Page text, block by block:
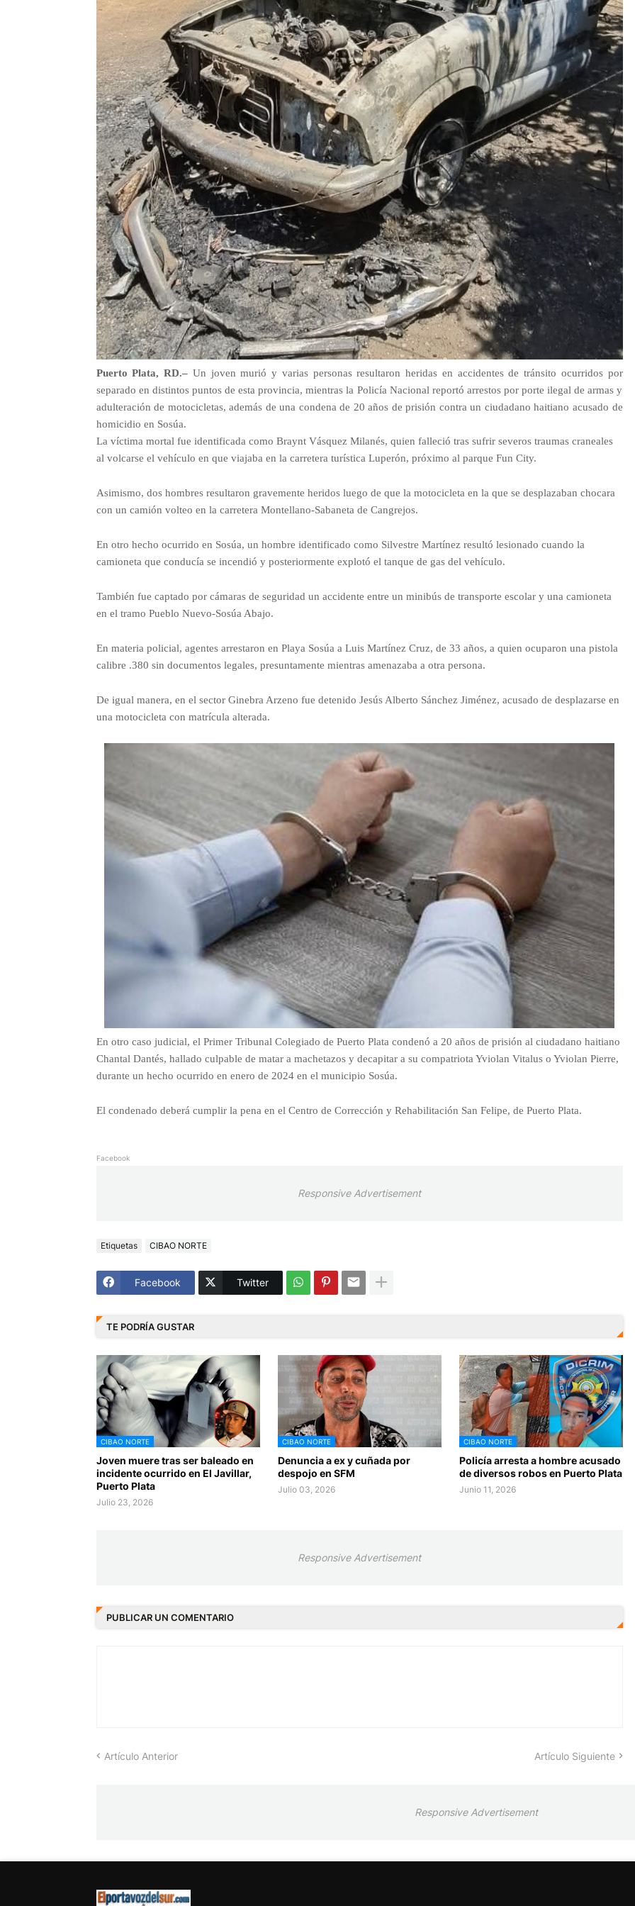
Puerto Plata, RD.– Un joven murió y varias personas resultaron heridas en accidentes de tránsito ocurridos por
separado en distintos puntos de esta provincia, mientras la Policía Nacional reportó arrestos por porte ilegal de armas y
adulteración de motocicletas, además de una condena de 20 años de prisión contra un ciudadano haitiano acusado de
homicidio en Sosúa.
La víctima mortal fue identificada como Braynt Vásquez Milanés, quien falleció tras sufrir severos traumas craneales
al volcarse el vehículo en que viajaba en la carretera turística Luperón, próximo al parque Fun City.
Asimismo, dos hombres resultaron gravemente heridos luego de que la motocicleta en la que se desplazaban chocara
con un camión volteo en la carretera Montellano-Sabaneta de Cangrejos.
En otro hecho ocurrido en Sosúa, un hombre identificado como Silvestre Martínez resultó lesionado cuando la
camioneta que conducía se incendió y posteriormente explotó el tanque de gas del vehículo.
También fue captado por cámaras de seguridad un accidente entre un minibús de transporte escolar y una camioneta
en el tramo Pueblo Nuevo-Sosúa Abajo.
En materia policial, agentes arrestaron en Playa Sosúa a Luis Martínez Cruz, de 33 años, a quien ocuparon una pistola
calibre .380 sin documentos legales, presuntamente mientras amenazaba a otra persona.
De igual manera, en el sector Ginebra Arzeno fue detenido Jesús Alberto Sánchez Jiménez, acusado de desplazarse en
una motocicleta con matrícula alterada.
En otro caso judicial, el Primer Tribunal Colegiado de Puerto Plata condenó a 20 años de prisión al ciudadano haitiano
Chantal Dantés, hallado culpable de matar a machetazos y decapitar a su compatriota Yviolan Vitalus o Yviolan Pierre,
durante un hecho ocurrido en enero de 2024 en el municipio Sosúa.
El condenado deberá cumplir la pena en el Centro de Corrección y Rehabilitación San Felipe, de Puerto Plata.
Facebook
Responsive Advertisement
Etiquetas CIBAO NORTE
Facebook Twitter
TE PODRÍA GUSTAR
CIBAO NORTE
Joven muere tras ser baleado en
incidente ocurrido en El Javillar,
Puerto Plata
Julio 23, 2026
CIBAO NORTE
Denuncia a ex y cuñada por
despojo en SFM
Julio 03, 2026
CIBAO NORTE
Policía arresta a hombre acusado
de diversos robos en Puerto Plata
Junio 11, 2026
Responsive Advertisement
PUBLICAR UN COMENTARIO
Artículo Anterior Artículo Siguiente
Responsive Advertisement